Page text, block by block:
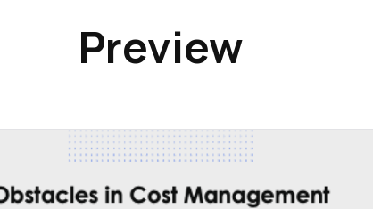
Preview